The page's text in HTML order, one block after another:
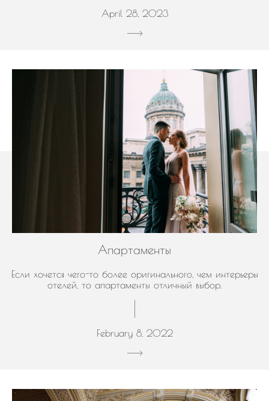
April 28, 2023
Апартаменты
Если хочется чего-то более оригинального, чем интерьеры
отелей, то апартаменты отличный выбор.
February 8, 2022